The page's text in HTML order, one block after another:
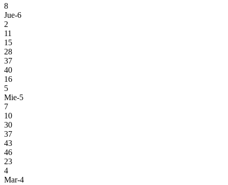
8
Jue-6
2
11
15
28
37
40
16
5
Mie-5
7
10
30
37
43
46
23
4
Mar-4